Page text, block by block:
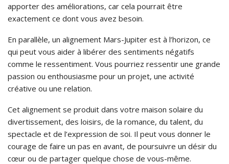
apporter des améliorations, car cela pourrait être
exactement ce dont vous avez besoin.
En parallèle, un alignement Mars-Jupiter est à l’horizon, ce
qui peut vous aider à libérer des sentiments négatifs
comme le ressentiment. Vous pourriez ressentir une grande
passion ou enthousiasme pour un projet, une activité
créative ou une relation.
Cet alignement se produit dans votre maison solaire du
divertissement, des loisirs, de la romance, du talent, du
spectacle et de l’expression de soi. Il peut vous donner le
courage de faire un pas en avant, de poursuivre un désir du
cœur ou de partager quelque chose de vous-même.